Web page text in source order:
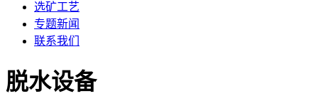
选矿工艺
专题新闻
联系我们
脱水设备